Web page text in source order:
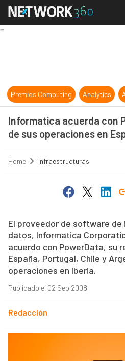
Premios Computing Analytics
Informatica acuerda con
de sus operaciones en
Home Infraestructuras
El proveedor de software
datos, Informatica
acuerdo con PowerData, su
España, Portugal, Chile y
operaciones en Iberia.
Publicado el 02 Sep 2008
Redacción